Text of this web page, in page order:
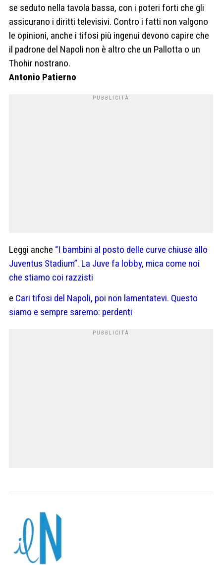
se seduto nella tavola bassa, con i poteri forti che gli
assicurano i diritti televisivi. Contro i fatti non valgono
le opinioni, anche i tifosi più ingenui devono capire che
il padrone del Napoli non è altro che un Pallotta o un
Thohir nostrano.
Antonio Patierno
Leggi anche “I bambini al posto delle curve chiuse allo
Juventus Stadium”. La Juve fa lobby, mica come noi
che stiamo coi razzisti
e Cari tifosi del Napoli, poi non lamentatevi. Questo
siamo e sempre saremo: perdenti